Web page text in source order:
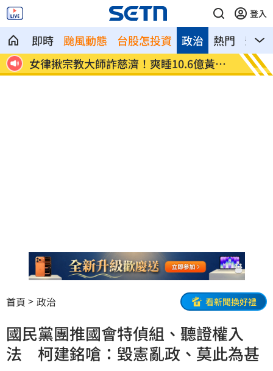
登入
即時 颱風動態 台股怎投資 熱門 影音
政治
驟
女律揪宗教大師詐慈濟！爽睡10.6億黃金
堆
台男
首頁 政治 看新聞換好禮
國民黨團推國會特偵組、聽證權入
法 柯建銘嗆：毀憲亂政、莫此為甚